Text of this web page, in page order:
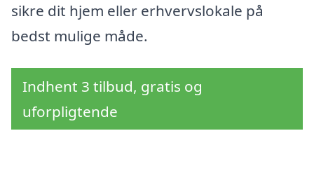
sikre dit hjem eller erhvervslokale på
bedst mulige måde.
Indhent 3 tilbud, gratis og
uforpligtende